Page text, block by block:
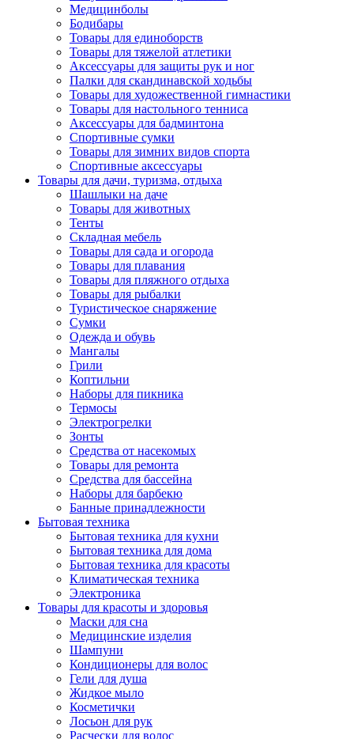
Медицинболы
Бодибары
Товары для единоборств
Товары для тяжелой атлетики
Аксессуары для защиты рук и ног
Палки для скандинавской ходьбы
Товары для художественной гимнастики
Товары для настольного тенниса
Аксессуары для бадминтона
Спортивные сумки
Товары для зимних видов спорта
Спортивные аксессуары
Товары для дачи, туризма, отдыха
Шашлыки на даче
Товары для животных
Тенты
Складная мебель
Товары для сада и огорода
Товары для плавания
Товары для пляжного отдыха
Товары для рыбалки
Туристическое снаряжение
Сумки
Одежда и обувь
Мангалы
Грили
Коптильни
Наборы для пикника
Термосы
Электрогрелки
Зонты
Средства от насекомых
Товары для ремонта
Средства для бассейна
Наборы для барбекю
Банные принадлежности
Бытовая техника
Бытовая техника для кухни
Бытовая техника для дома
Бытовая техника для красоты
Климатическая техника
Электроника
Товары для красоты и здоровья
Маски для сна
Медицинские изделия
Шампуни
Кондиционеры для волос
Гели для душа
Жидкое мыло
Косметички
Лосьон для рук
Расчески для волос